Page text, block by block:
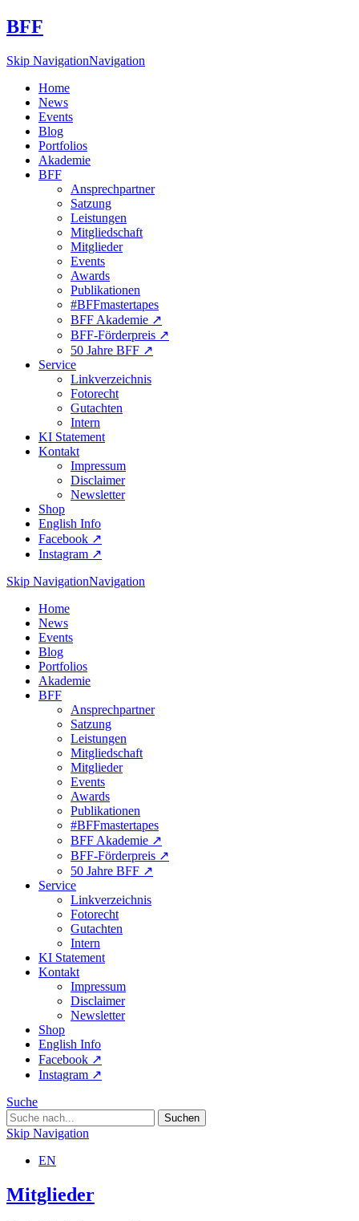
BFF
Skip NavigationNavigation
Home
News
Events
Blog
Portfolios
Akademie
BFF
Ansprechpartner
Satzung
Leistungen
Mitgliedschaft
Mitglieder
Events
Awards
Publikationen
#BFFmastertapes
BFF Akademie ↗︎
BFF-Förderpreis ↗︎
50 Jahre BFF ↗︎
Service
Linkverzeichnis
Fotorecht
Gutachten
Intern
KI Statement
Kontakt
Impressum
Disclaimer
Newsletter
Shop
English Info
Facebook ↗︎
Instagram ↗︎
Skip NavigationNavigation
Home
News
Events
Blog
Portfolios
Akademie
BFF
Ansprechpartner
Satzung
Leistungen
Mitgliedschaft
Mitglieder
Events
Awards
Publikationen
#BFFmastertapes
BFF Akademie ↗︎
BFF-Förderpreis ↗︎
50 Jahre BFF ↗︎
Service
Linkverzeichnis
Fotorecht
Gutachten
Intern
KI Statement
Kontakt
Impressum
Disclaimer
Newsletter
Shop
English Info
Facebook ↗︎
Instagram ↗︎
Suche
Skip Navigation
EN
Mitglieder